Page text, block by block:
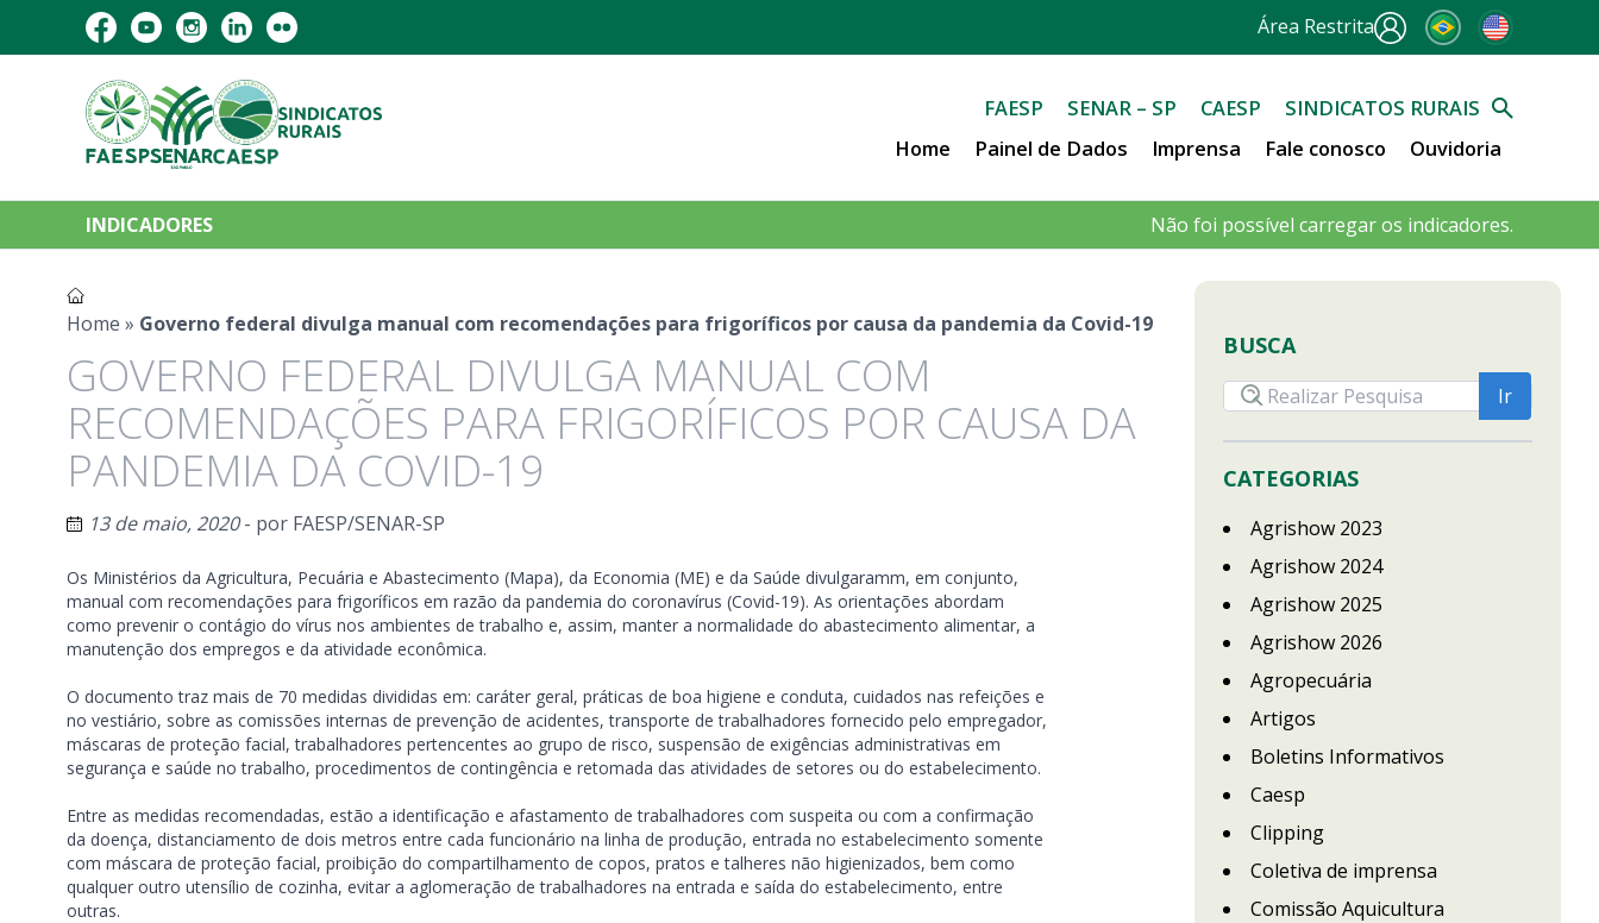
Área Restrita
FAESP SENAR – SP CAESP
SINDICATOS RURAIS
Home
Painel de Dados Imprensa Fale conosco Ouvidoria
INDICADORES Não foi possível carregar os indicadores.
Home » Governo federal divulga manual com recomendações para frigoríficos por causa da pandemia da Covid-19
GOVERNO FEDERAL DIVULGA MANUAL COM
RECOMENDAÇÕES PARA FRIGORÍFICOS POR CAUSA DA
PANDEMIA DA COVID-19
13 de maio, 2020- por FAESP/SENAR-SP
Os Ministérios da Agricultura, Pecuária e Abastecimento (Mapa), da Economia (ME) e da Saúde divulgaramm, em conjunto,
manual com recomendações para frigoríficos em razão da pandemia do coronavírus (Covid-19). As orientações abordam
como prevenir o contágio do vírus nos ambientes de trabalho e, assim, manter a normalidade do abastecimento alimentar, a
manutenção dos empregos e da atividade econômica.
O documento traz mais de 70 medidas divididas em: caráter geral, práticas de boa higiene e conduta, cuidados nas refeições e
no vestiário, sobre as comissões internas de prevenção de acidentes, transporte de trabalhadores fornecido pelo empregador,
máscaras de proteção facial, trabalhadores pertencentes ao grupo de risco, suspensão de exigências administrativas em
segurança e saúde no trabalho, procedimentos de contingência e retomada das atividades de setores ou do estabelecimento.
Entre as medidas recomendadas, estão a identificação e afastamento de trabalhadores com suspeita ou com a confirmação
da doença, distanciamento de dois metros entre cada funcionário na linha de produção, entrada no estabelecimento somente
com máscara de proteção facial, proibição do compartilhamento de copos, pratos e talheres não higienizados, bem como
qualquer outro utensílio de cozinha, evitar a aglomeração de trabalhadores na entrada e saída do estabelecimento, entre
outras.
BUSCA
CATEGORIAS
Agrishow 2023
Agrishow 2024
Agrishow 2025
Agrishow 2026
Agropecuária
Artigos
Boletins Informativos
Caesp
Clipping
Coletiva de imprensa
Comissão Aquicultura